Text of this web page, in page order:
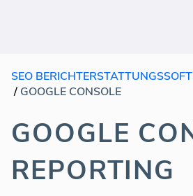
SEO
/ GOOGLE CONSOLE
GOOGLE
REPORTING